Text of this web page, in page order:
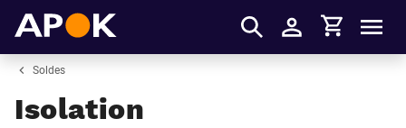
S'identifier
Panier
Soldes
Isolation